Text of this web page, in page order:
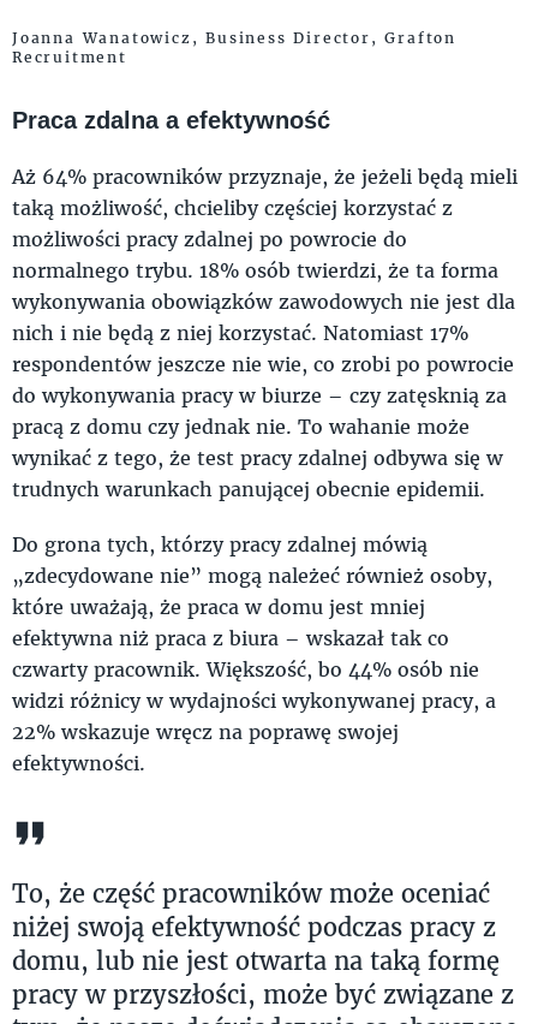
Joanna Wanatowicz, Business Director, Grafton
Recruitment
Praca zdalna a efektywność
Aż 64% pracowników przyznaje, że jeżeli będą mieli
taką możliwość, chcieliby częściej korzystać z
możliwości pracy zdalnej po powrocie do
normalnego trybu. 18% osób twierdzi, że ta forma
wykonywania obowiązków zawodowych nie jest dla
nich i nie będą z niej korzystać. Natomiast 17%
respondentów jeszcze nie wie, co zrobi po powrocie
do wykonywania pracy w biurze – czy zatęsknią za
pracą z domu czy jednak nie. To wahanie może
wynikać z tego, że test pracy zdalnej odbywa się w
trudnych warunkach panującej obecnie epidemii.
Do grona tych, którzy pracy zdalnej mówią
„zdecydowane nie” mogą należeć również osoby,
które uważają, że praca w domu jest mniej
efektywna niż praca z biura – wskazał tak co
czwarty pracownik. Większość, bo 44% osób nie
widzi różnicy w wydajności wykonywanej pracy, a
22% wskazuje wręcz na poprawę swojej
efektywności.
To, że część pracowników może oceniać
niżej swoją efektywność podczas pracy z
domu, lub nie jest otwarta na taką formę
pracy w przyszłości, może być związane z